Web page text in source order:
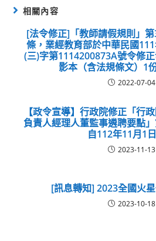
相關內容
[法令修正]「教師請假規則」
條，業經教育部於中華民國
(三)字第1114200873A號令修
影本（含法規條文）1
2022-07-04
【政令宣導】行政院修正「行
負責人經理人董監事遴聘要點
自112年11月1
2023-11-13
[訊息轉知] 2023全國火
2023-10-18